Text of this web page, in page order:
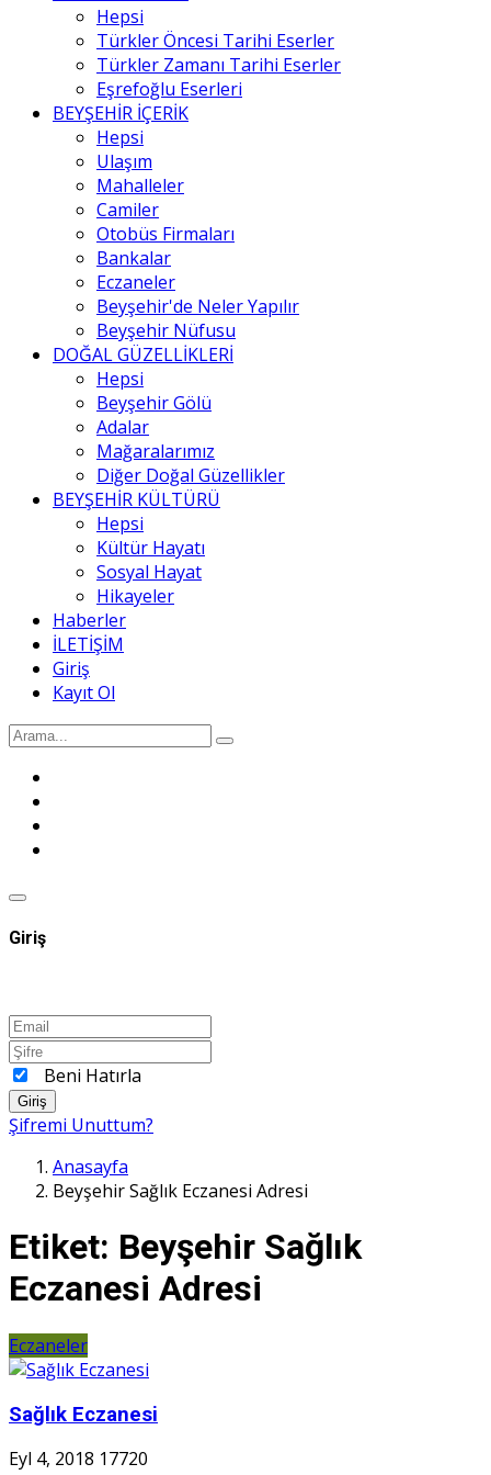
Hepsi
Türkler Öncesi Tarihi Eserler
Türkler Zamanı Tarihi Eserler
Eşrefoğlu Eserleri
BEYŞEHİR İÇERİK
Hepsi
Ulaşım
Mahalleler
Camiler
Otobüs Firmaları
Bankalar
Eczaneler
Beyşehir'de Neler Yapılır
Beyşehir Nüfusu
DOĞAL GÜZELLİKLERİ
Hepsi
Beyşehir Gölü
Adalar
Mağaralarımız
Diğer Doğal Güzellikler
BEYŞEHİR KÜLTÜRÜ
Hepsi
Kültür Hayatı
Sosyal Hayat
Hikayeler
Haberler
İLETİŞİM
Giriş
Kayıt Ol
Giriş
Beni Hatırla
Giriş
Şifremi Unuttum?
Anasayfa
Beyşehir Sağlık Eczanesi Adresi
Etiket: Beyşehir Sağlık
Eczanesi Adresi
Eczaneler
Sağlık Eczanesi
Eyl 4, 2018 17720